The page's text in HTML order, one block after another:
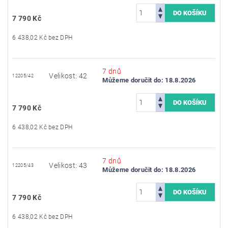
7 790 Kč
6 438,02 Kč bez DPH
12205/42 Velikost: 42
7 dnů
Můžeme doručit do: 18.8.2026
7 790 Kč
6 438,02 Kč bez DPH
12205/43 Velikost: 43
7 dnů
Můžeme doručit do: 18.8.2026
7 790 Kč
6 438,02 Kč bez DPH